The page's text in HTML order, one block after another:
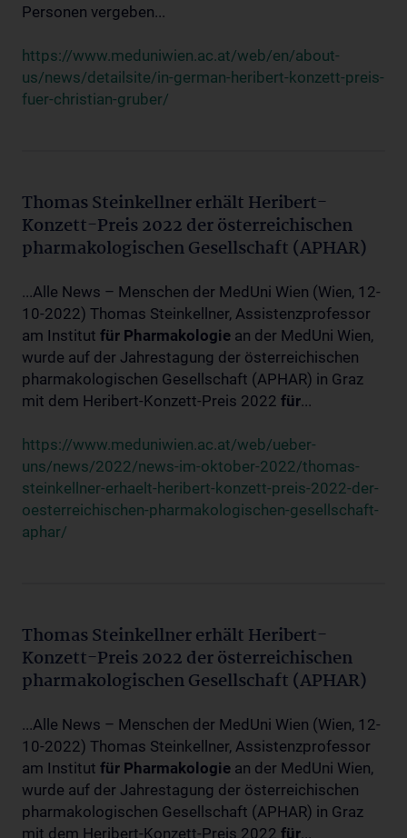
Personen vergeben...
https://www.meduniwien.ac.at/web/en/about-
us/news/detailsite/in-german-heribert-konzett-preis-
fuer-christian-gruber/
Thomas Steinkellner erhält Heribert-
Konzett-Preis 2022 der österreichischen
pharmakologischen Gesellschaft (APHAR)
...Alle News – Menschen der MedUni Wien (Wien, 12-
10-2022) Thomas Steinkellner, Assistenzprofessor
am Institut für Pharmakologie an der MedUni Wien,
wurde auf der Jahrestagung der österreichischen
pharmakologischen Gesellschaft (APHAR) in Graz
mit dem Heribert-Konzett-Preis 2022 für...
https://www.meduniwien.ac.at/web/ueber-
uns/news/2022/news-im-oktober-2022/thomas-
steinkellner-erhaelt-heribert-konzett-preis-2022-der-
oesterreichischen-pharmakologischen-gesellschaft-
aphar/
Thomas Steinkellner erhält Heribert-
Konzett-Preis 2022 der österreichischen
pharmakologischen Gesellschaft (APHAR)
...Alle News – Menschen der MedUni Wien (Wien, 12-
10-2022) Thomas Steinkellner, Assistenzprofessor
am Institut für Pharmakologie an der MedUni Wien,
wurde auf der Jahrestagung der österreichischen
pharmakologischen Gesellschaft (APHAR) in Graz
mit dem Heribert-Konzett-Preis 2022 für...